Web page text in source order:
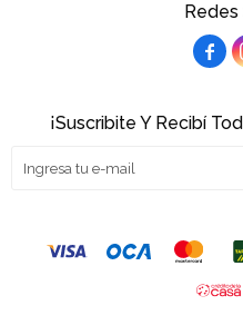
Redes

¡Suscribite Y Recibí